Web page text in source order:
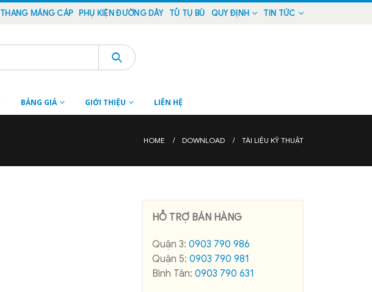
THANG MÁNG CÁP PHỤ KIỆN ĐƯỜNG DÂY TỦ TỤ BÙ QUY ĐỊNH TIN TỨC
BẢNG GIÁ GIỚI THIỆU LIÊN HỆ
HOME DOWNLOAD TÀI LIỆU KỸ THUẬT
HỖ TRỢ BÁN HÀNG
Quận 3: 0903 790 986
Quận 5: 0903 790 981
Bình Tân: 0903 790 631